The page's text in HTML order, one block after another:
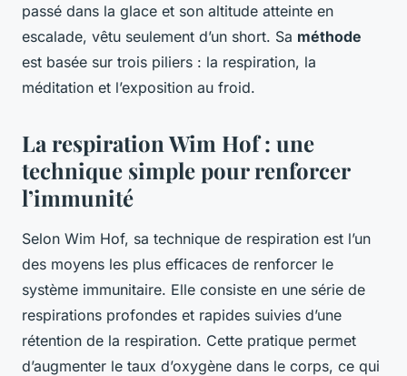
passé dans la glace et son altitude atteinte en
escalade, vêtu seulement d’un short. Sa méthode
est basée sur trois piliers : la respiration, la
méditation et l’exposition au froid.
La respiration Wim Hof : une
technique simple pour renforcer
l’immunité
Selon Wim Hof, sa technique de respiration est l’un
des moyens les plus efficaces de renforcer le
système immunitaire. Elle consiste en une série de
respirations profondes et rapides suivies d’une
rétention de la respiration. Cette pratique permet
d’augmenter le taux d’oxygène dans le corps, ce qui